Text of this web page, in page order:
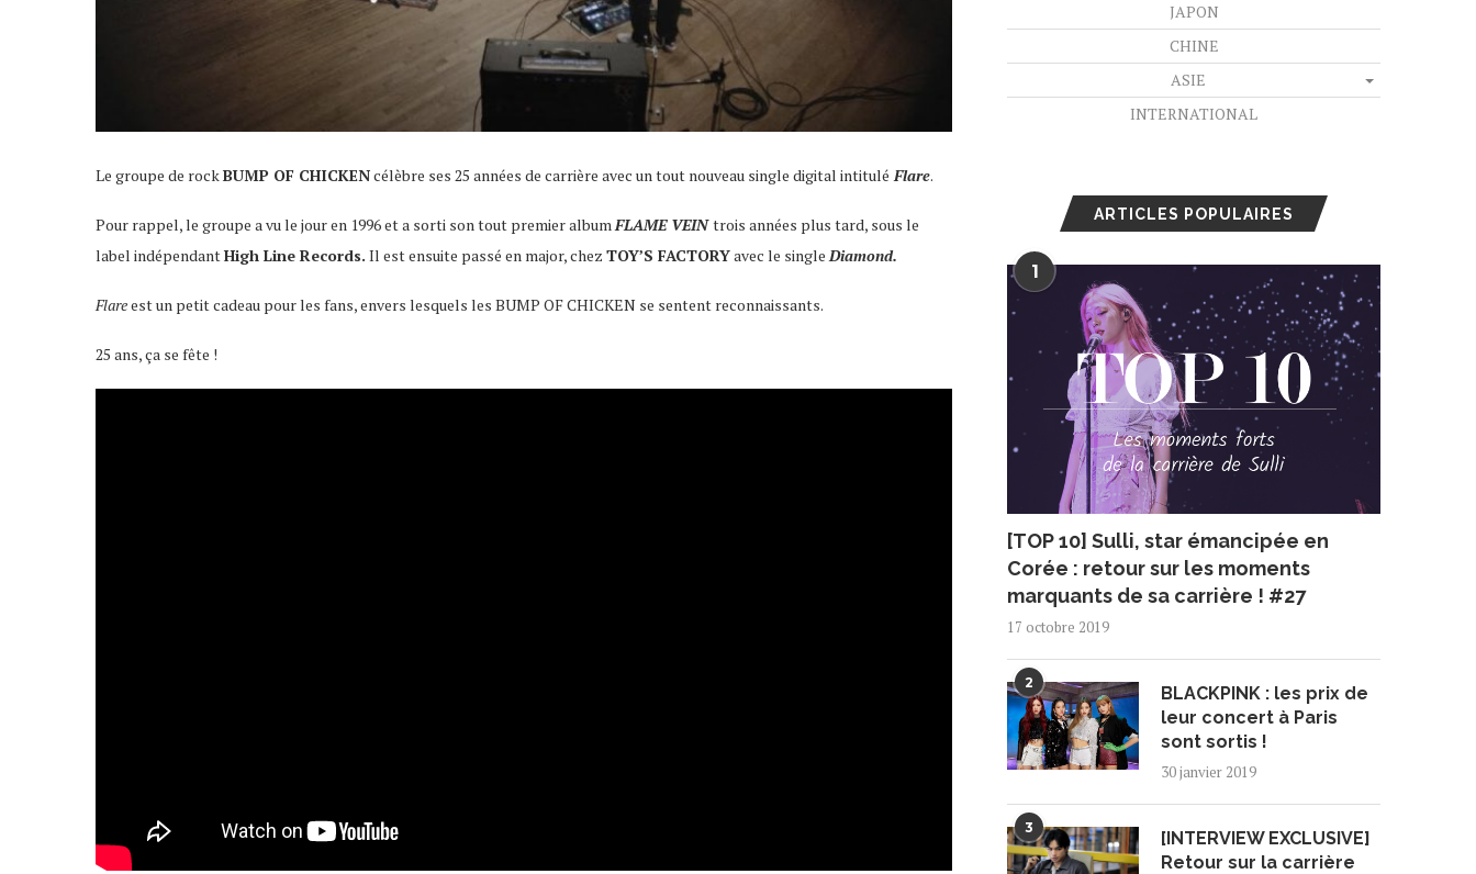
Le groupe de rockBUMP OF CHICKENcélèbre ses 25 années de carrière avec un tout nouveau single digital intitulé Flare.
Pour rappel, le groupe a vu le jour en 1996 et a sorti son tout premier album FLAME VEIN trois années plus tard, sous le
label indépendantHigh Line Records. Il est ensuite passé en major, chez TOY’S FACTORYavec le single Diamond.
Flareest un petit cadeau pour les fans, envers lesquels les BUMP OF CHICKEN se sentent reconnaissants.
25 ans, ça se fête !
JAPON
CHINE
ASIE
INTERNATIONAL
ARTICLES POPULAIRES
1
[TOP 10] Sulli, star émancipée en
Corée : retour sur les moments
marquants de sa carrière ! #27
17 octobre 2019
2
BLACKPINK : les prix de
leur concert à Paris
sont sortis !
30 janvier 2019
3
[INTERVIEW EXCLUSIVE]
Retour sur la carrière